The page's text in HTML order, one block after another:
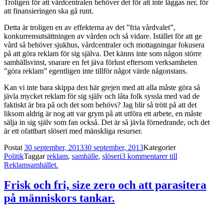
Troligen för att vårdcentralen behöver det för att inte läggas ner, för
att finansieringen ska gå runt.
Detta är troligen en av effekterna av det ”fria vårdvalet”,
konkurrensutsättningen av vården och så vidare. Istället för att ge
vård så behöver sjukhus, vårdcentraler och mottagningar fokusera
på att göra reklam för sig själva. Det känns inte som någon större
samhällsvinst, snarare en fet jäva förlust eftersom verksamheten
”göra reklam” egentligen inte tillför något värde någonstans.
Kan vi inte bara skippa den här grejen med att alla måste göra så
jävla mycket reklam för sig själv och låta folk syssla med vad de
faktiskt är bra på och det som behövs? Jag blir så trött på att det
liksom aldrig är nog att var grym på att utföra ett arbete, en måste
sälja in sig själv som fan också. Det är så jävla förnedrande, och det
är ett ofattbart slöseri med mänskliga resurser.
Postat 30 september, 201330 september, 2013Kategorier
PolitikTaggarreklam, samhälle, slöseri3 kommentarertill
Reklamsamhället.
Frisk och fri, size zero och att parasitera
på människors tankar.